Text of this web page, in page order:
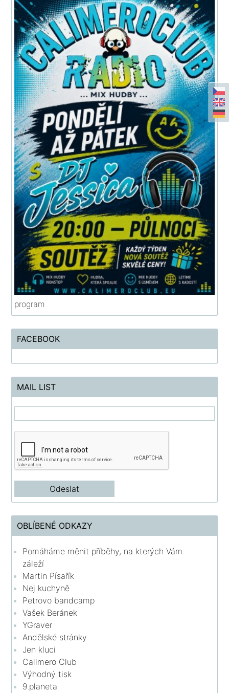
program
FACEBOOK
MAIL LIST
OBLÍBENÉ ODKAZY
Pomáháme měnit příběhy, na kterých Vám
záleží
Martin Písařík
Nej kuchyně
Petrovo bandcamp
Vašek Beránek
YGraver
Andělské stránky
Jen kluci
Calimero Club
Výhodný tisk
9.planeta